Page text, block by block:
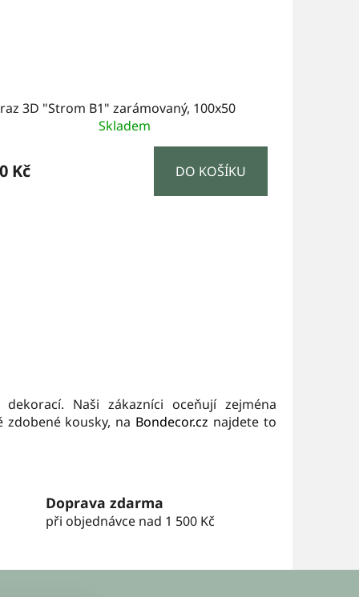
3D "Strom B1" zarámovaný, 100x50
Skladem
Kč DO KOŠÍKU
Naši zákazníci oceňují zejména
kousky, na Bondecor.cz najdete to
Doprava zdarma
při objednávce nad 1 500 Kč